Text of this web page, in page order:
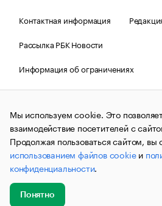
Контактная информация
Рассылка РБК Новости
Информация об ограничениях
Правовая информация
О
© АО «РОСБИЗНЕСКОНСАЛТИНГ»,
и материалы информационного
(зарегистрировано Федеральной
связи, информационных технологий
коммуникаций (Роскомнадзор)
№ФС77-63848) сопровождаются
публикации могут содержать
не предназначенную для пользователей
до 18 лет.
Мы используем cookie. Это
взаимодействие посетителей с
Продолжая пользоваться сайтом, вы
использованием файлов cookieи
конфиденциальности.
Понятно